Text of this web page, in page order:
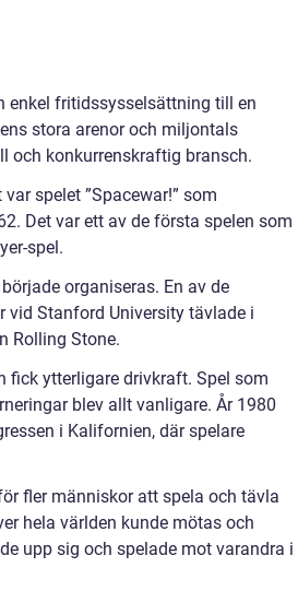
enkel fritidssysselsättning till en
stora arenor och miljontals
och konkurrenskraftig bransch.
spelet ”Spacewar!” som
Det var ett av de första spelen som
spel.
organiseras. En av de
vid Stanford University tävlade i
Rolling Stone.
fick ytterligare drivkraft. Spel som
blev allt vanligare. År 1980
i Kalifornien, där spelare
fler människor att spela och tävla
hela världen kunde mötas och
upp sig och spelade mot varandra i